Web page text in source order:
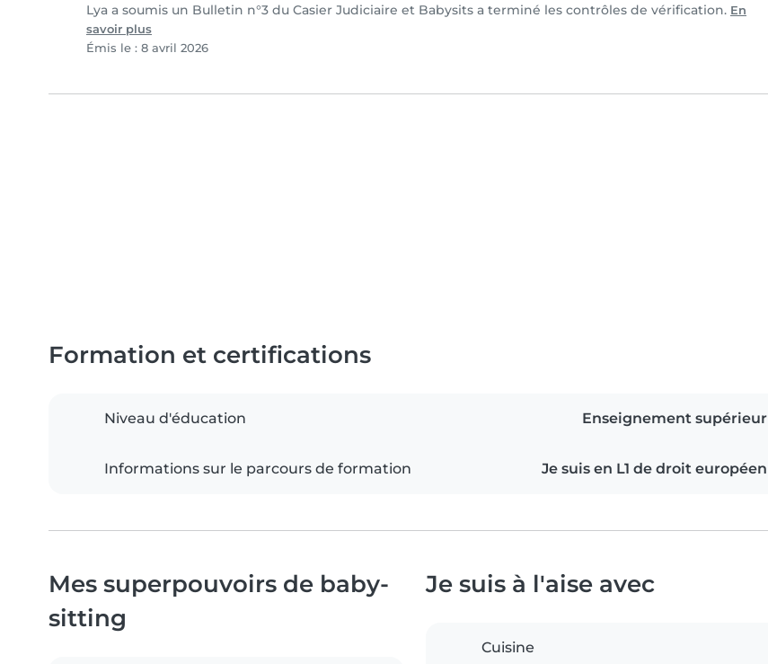
Lya a soumis un Bulletin n°3 du Casier Judiciaire et Babysits a terminé les contrôles de vérification. En
savoir plus
Émis le : 8 avril 2026
Formation et certifications
Niveau d'éducation Enseignement supérieur
Informations sur le parcours de formation Je suis en L1 de droit européen
Mes superpouvoirs de baby-
sitting
Je suis à l'aise avec
Cuisine